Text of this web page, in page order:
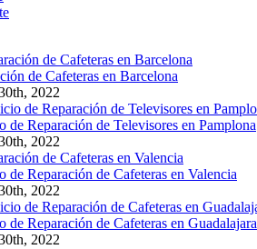
de Cafeteras en Barcelona
2022
de Reparación de Televisores en Pamplona
2022
de Reparación de Cafeteras en Valencia
2022
de Reparación de Cafeteras en Guadalajara
2022